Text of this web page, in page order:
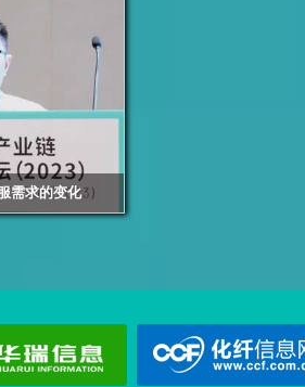
需求的变化
资深分析师 倪国苗